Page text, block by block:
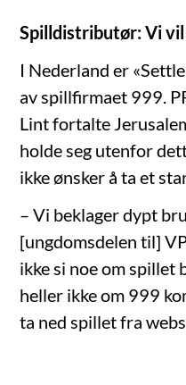
Spilldistributør: Vi
I Nederland er
av spillfirmaet 999.
Lint fortalte
holde seg utenfor
ikke ønsker å ta et
– Vi beklager dypt
[ungdomsdelen til]
ikke si noe om
heller ikke om 999
ta ned spillet fra